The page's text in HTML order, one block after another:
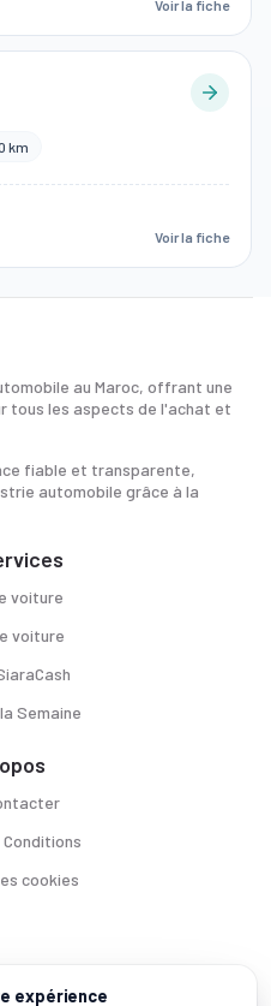
Voir la fiche
km
Voir la fiche
au Maroc, offrant une
tous les aspects de l'achat et
fiable et transparente,
automobile grâce à la
voiture
voiture
Semaine
cookies
expérience